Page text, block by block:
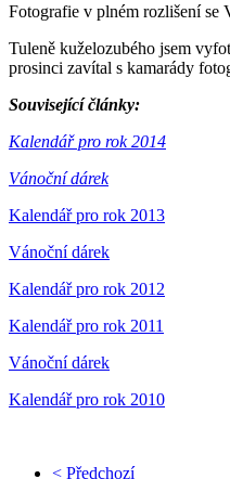
Fotografie v plném rozlišení se
Tuleně kuželozubého jsem
prosinci zavítal s kamarády
Související články:
Kalendář pro rok 2014
Vánoční dárek
Kalendář pro rok 2013
Vánoční dárek
Kalendář pro rok 2012
Kalendář pro rok 2011
Vánoční dárek
Kalendář pro rok 2010
< Předchozí